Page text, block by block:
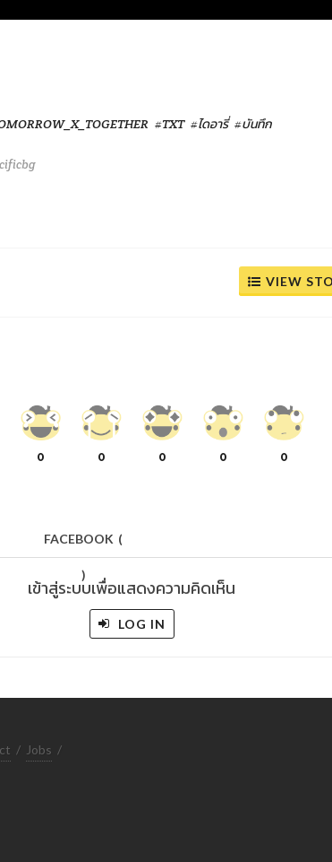
#TXT #ไดอารี่ #บันทึก
VIEW
0 0 0 0 0
FACEBOOK (
)
เข้าสู่ระบบเพื่อแสดงความคิดเห็น
LOG IN
/ Jobs /